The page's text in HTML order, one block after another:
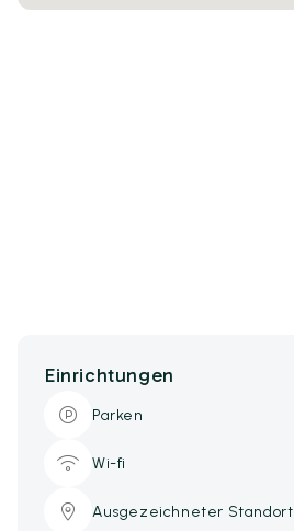
Einrichtungen
Parken
Wi-fi
Ausgezeichneter Standort